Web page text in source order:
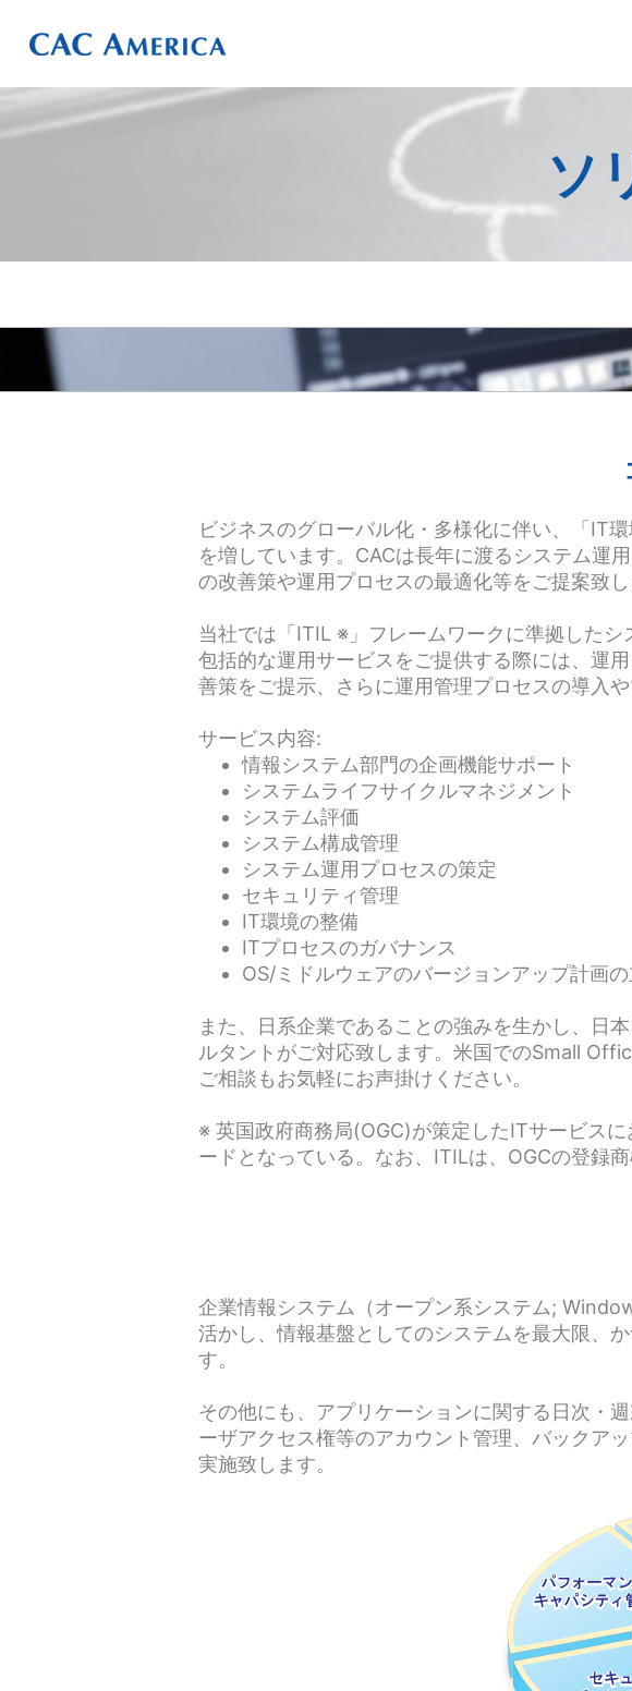
ソ
ビジネスのグローバル化・多様化に伴い、「IT
を増しています。CACは長年に渡るシステム運
の改善策や運用プロセスの最適化等をご提案致し
当社では「ITIL ※」フレームワークに準拠したシ
包括的な運用サービスをご提供する際には、運
善策をご提示、さらに運用管理プロセスの導入
サービス内容:
情報システム部門の企画機能サポート
システムライフサイクルマネジメント
システム評価
システム構成管理
システム運用プロセスの策定
セキュリティ管理
IT環境の整備
ITプロセスのガバナンス
OS/ミドルウェアのバージョンアップ計画
また、日系企業であることの強みを生かし、日
ルタントがご対応致します。米国でのSmall
ご相談もお気軽にお声掛けください。
※ 英国政府商務局(OGC)が策定したITサービス
ードとなっている。なお、ITILは、OGCの登録
企業情報システム（オープン系システム;
活かし、情報基盤としてのシステムを最大限、
す。
その他にも、アプリケーションに関する日次・
ーザアクセス権等のアカウント管理、バックア
実施致します。